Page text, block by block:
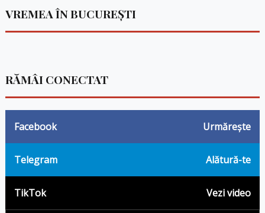
VREMEA ÎN BUCUREȘTI
RĂMÂI CONECTAT
Facebook Urmărește
Telegram Alătură-te
TikTok Vezi video